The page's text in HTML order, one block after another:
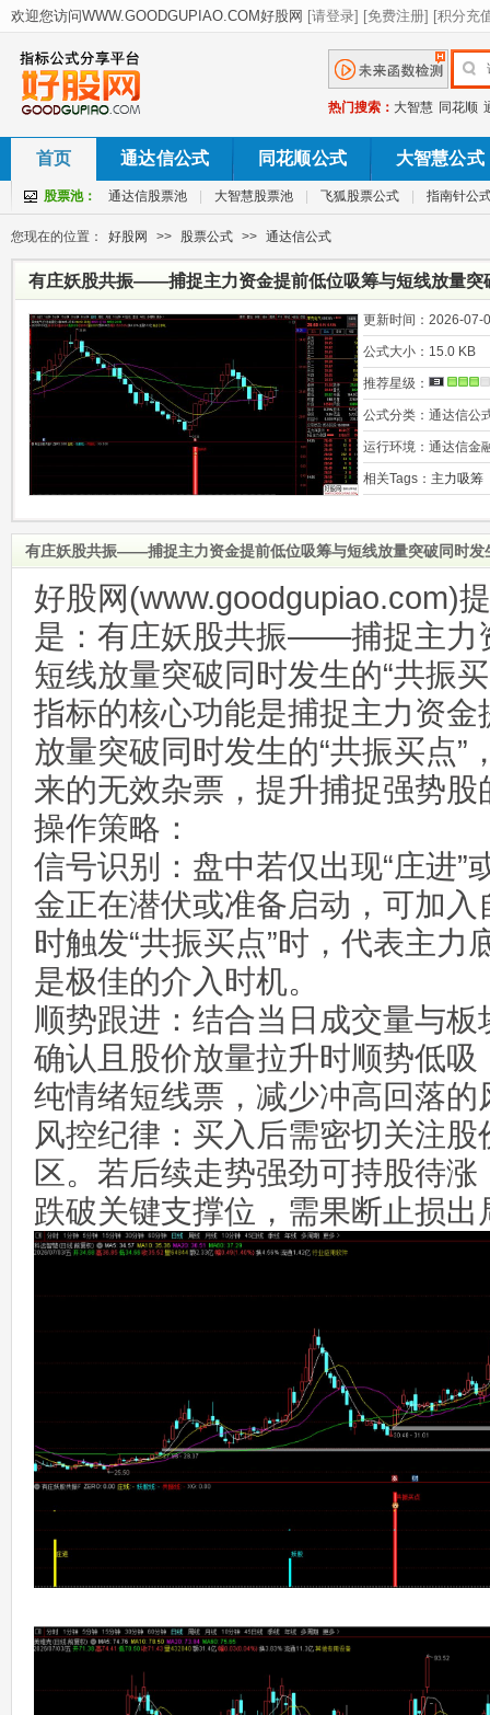
热门搜索： 大智慧 同花顺
首页 通达信公式 同花顺公式 大智慧公式
股票池： 通达信股票池 大智慧股票池 飞狐股票公式 指南针公
您现在的位置： 好股网 >> 股票公式 >> 通达信公式
有庄妖股共振——捕捉主力资金提前低位吸筹与短线放量突
买点”
更新时间： 2026-07-
公式大小： 15.0 KB
推荐星级：
公式分类： 通达信公
运行环境： 通达信金
相关Tags： 主力吸筹
有庄妖股共振——捕捉主力资金提前低位吸筹与短线放量突破同时发
好股网(www.goodgupiao.com)
是：有庄妖股共振——捕捉主力
短线放量突破同时发生的“共振
指标的核心功能是捕捉主力资
放量突破同时发生的“共振买点”
来的无效杂票，提升捕捉强势股
操作策略：
信号识别：盘中若仅出现“庄进”
金正在潜伏或准备启动，可加
时触发“共振买点”时，代表主力
是极佳的介入时机。
顺势跟进：结合当日成交量与
确认且股价放量拉升时顺势低
纯情绪短线票，减少冲高回落的
风控纪律：买入后需密切关注
区。若后续走势强劲可持股待
跌破关键支撑位，需果断止损出